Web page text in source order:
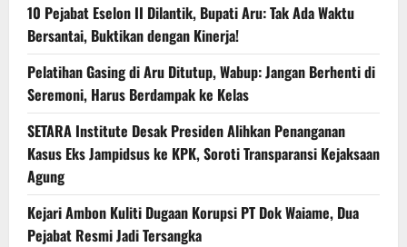
10 Pejabat Eselon II Dilantik, Bupati Aru: Tak Ada Waktu
Bersantai, Buktikan dengan Kinerja!
Pelatihan Gasing di Aru Ditutup, Wabup: Jangan Berhenti di
Seremoni, Harus Berdampak ke Kelas
SETARA Institute Desak Presiden Alihkan Penanganan
Kasus Eks Jampidsus ke KPK, Soroti Transparansi Kejaksaan
Agung
Kejari Ambon Kuliti Dugaan Korupsi PT Dok Waiame, Dua
Pejabat Resmi Jadi Tersangka